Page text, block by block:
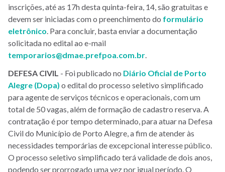
inscrições, até as 17h desta quinta-feira, 14, são gratuitas e
devem ser iniciadas com o preenchimento do formulário
eletrônico . Para concluir, basta enviar a documentação
solicitada no edital ao e-mail
temporarios@dmae.prefpoa.com.br
DEFESA CIVIL - Foi publicado no Diário Oficial de Porto
Alegre (Dopa) o edital do processo seletivo simplificado
para agente de serviços técnicos e operacionais, com um
total de 50 vagas, além de formação de cadastro reserva. A
contratação é por tempo determinado, para atuar na Defesa
Civil do Município de Porto Alegre, a fim de atender às
necessidades temporárias de excepcional interesse público.
O processo seletivo simplificado terá validade de dois anos,
podendo ser prorrogado uma vez por igual período. O